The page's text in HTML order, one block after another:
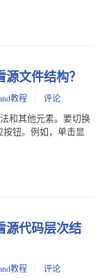
文件结构？
教程 评论
和其他元素。要切换
钮。例如，单击显
源代码层次结
教程 评论